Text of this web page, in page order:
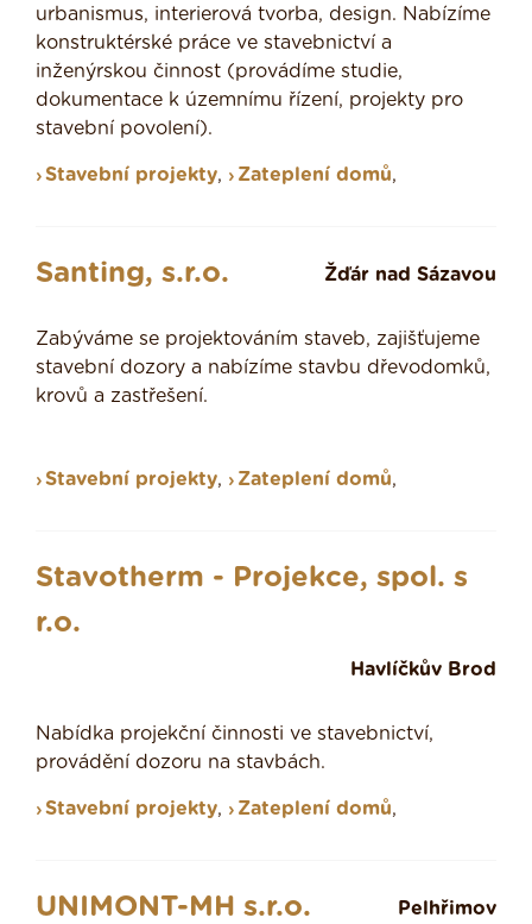
urbanismus, interierová tvorba, design. Nabízíme
konstruktérské práce ve stavebnictví a
inženýrskou činnost (provádíme studie,
dokumentace k územnímu řízení, projekty pro
stavební povolení).
Stavební projekty, Zateplení domů,
Santing, s.r.o. Žďár nad Sázavou
Zabýváme se projektováním staveb, zajišťujeme
stavební dozory a nabízíme stavbu dřevodomků,
krovů a zastřešení.
Stavební projekty, Zateplení domů,
Stavotherm - Projekce, spol. s
r.o.
Havlíčkův Brod
Nabídka projekční činnosti ve stavebnictví,
provádění dozoru na stavbách.
Stavební projekty, Zateplení domů,
UNIMONT-MH s.r.o. Pelhřimov